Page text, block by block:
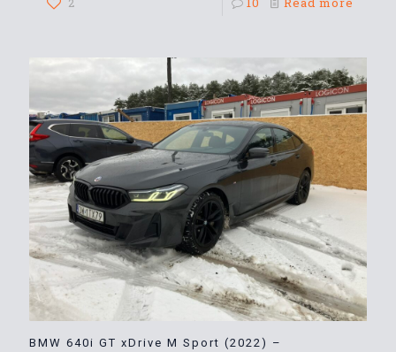
BMW 640i GT xDrive M Sport (2022) –